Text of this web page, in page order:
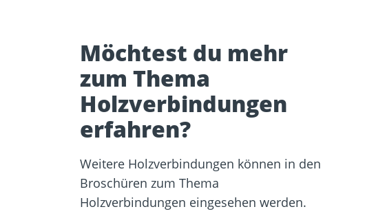
Möchtest du mehr
zum Thema
Holzverbindungen
erfahren?
Weitere Holzverbindungen können in den
Broschüren zum Thema
Holzverbindungen eingesehen werden.